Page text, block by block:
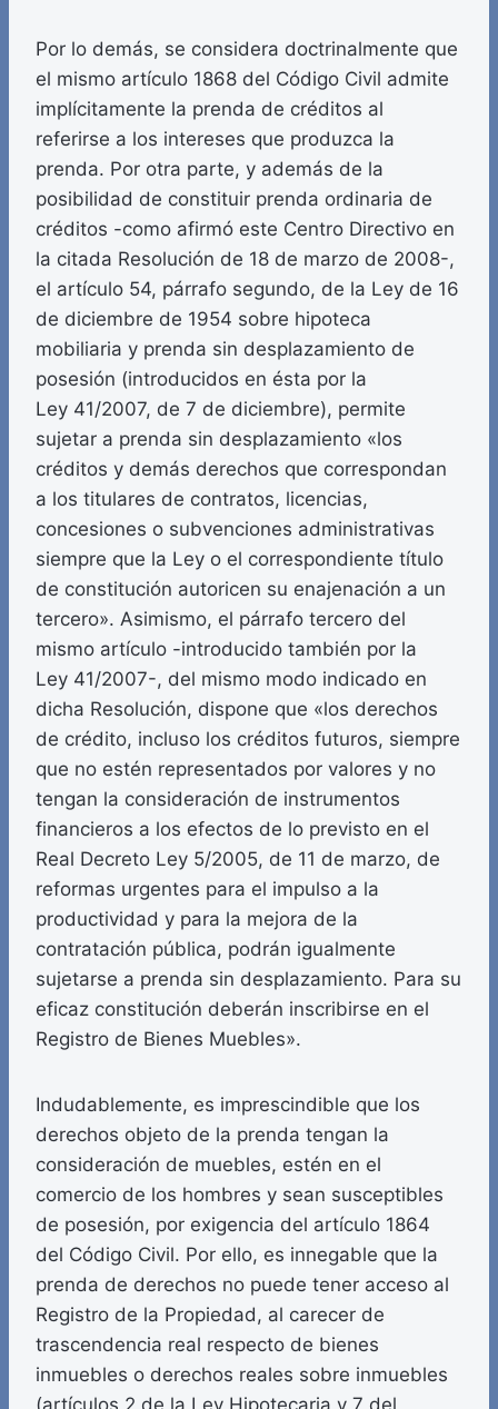
Por lo demás, se considera doctrinalmente que
el mismo artículo 1868 del Código Civil admite
implícitamente la prenda de créditos al
referirse a los intereses que produzca la
prenda. Por otra parte, y además de la
posibilidad de constituir prenda ordinaria de
créditos -como afirmó este Centro Directivo en
la citada Resolución de 18 de marzo de 2008-,
el artículo 54, párrafo segundo, de la Ley de 16
de diciembre de 1954 sobre hipoteca
mobiliaria y prenda sin desplazamiento de
posesión (introducidos en ésta por la
Ley 41/2007, de 7 de diciembre), permite
sujetar a prenda sin desplazamiento «los
créditos y demás derechos que correspondan
a los titulares de contratos, licencias,
concesiones o subvenciones administrativas
siempre que la Ley o el correspondiente título
de constitución autoricen su enajenación a un
tercero». Asimismo, el párrafo tercero del
mismo artículo -introducido también por la
Ley 41/2007-, del mismo modo indicado en
dicha Resolución, dispone que «los derechos
de crédito, incluso los créditos futuros, siempre
que no estén representados por valores y no
tengan la consideración de instrumentos
financieros a los efectos de lo previsto en el
Real Decreto Ley 5/2005, de 11 de marzo, de
reformas urgentes para el impulso a la
productividad y para la mejora de la
contratación pública, podrán igualmente
sujetarse a prenda sin desplazamiento. Para su
eficaz constitución deberán inscribirse en el
Registro de Bienes Muebles».
Indudablemente, es imprescindible que los
derechos objeto de la prenda tengan la
consideración de muebles, estén en el
comercio de los hombres y sean susceptibles
de posesión, por exigencia del artículo 1864
del Código Civil. Por ello, es innegable que la
prenda de derechos no puede tener acceso al
Registro de la Propiedad, al carecer de
trascendencia real respecto de bienes
inmuebles o derechos reales sobre inmuebles